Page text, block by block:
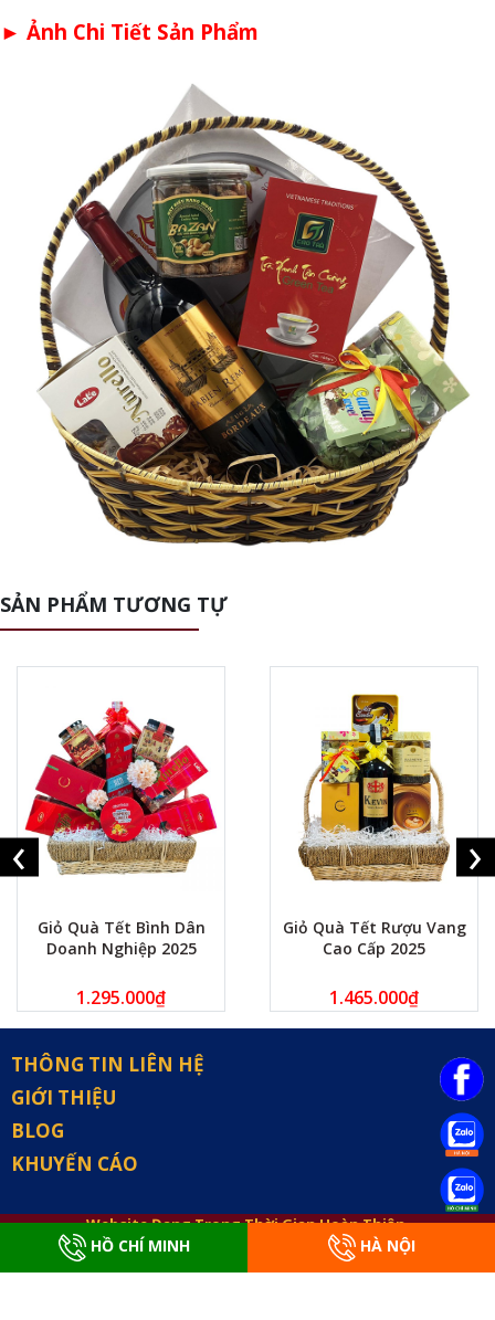
► Ảnh Chi Tiết Sản Phẩm
SẢN PHẨM TƯƠNG TỰ
Giỏ Quà Tết Bình Dân
Doanh Nghiệp 2025
1.295.000₫
Giỏ Quà Tết Rượu Vang
Cao Cấp 2025
1.465.000₫
‹ ›
THÔNG TIN LIÊN HỆ
GIỚI THIỆU
BLOG
KHUYẾN CÁO
Website Đang Trong Thời Gian Hoàn Thiện.
Bản Quyền: Quà Tết 24h: Đại Lý Quà Tết
HỒ CHÍ MINH HÀ NỘI